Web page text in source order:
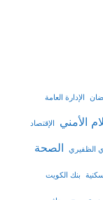
الإدارة العامة
الأمني الإقتصاد
الظفيري الصحة
بنك الكويت